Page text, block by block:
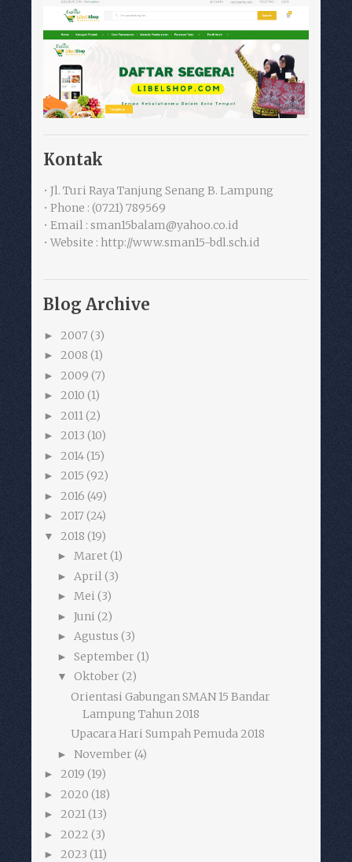
Kontak
• Jl. Turi Raya Tanjung Senang B. Lampung
• Phone : (0721) 789569
• Email : sman15balam@yahoo.co.id
• Website : http://www.sman15-bdl.sch.id
Blog Archive
► 2007 (3)
► 2008 (1)
► 2009 (7)
► 2010 (1)
► 2011 (2)
► 2013 (10)
► 2014(15)
► 2015 (92)
► 2016 (49)
► 2017 (24)
▼ 2018 (19)
► Maret(1)
► April (3)
► Mei (3)
► Juni (2)
► Agustus (3)
► September (1)
▼ Oktober (2)
Orientasi Gabungan SMAN 15 Bandar
Lampung Tahun 2018
Upacara Hari Sumpah Pemuda 2018
► November (4)
► 2019 (19)
► 2020 (18)
► 2021(13)
► 2022 (3)
► 2023 (11)